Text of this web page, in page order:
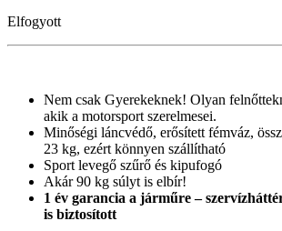
Elfogyott
Nem csak Gyerekeknek! Olyan
akik a motorsport szerelmesei.
Minőségi láncvédő, erősített fémváz,
23 kg, ezért könnyen szállítható
Sport levegő szűrő és kipufogó
Akár 90 kg súlyt is elbír!
1 év garancia a járműre –
is biztosított